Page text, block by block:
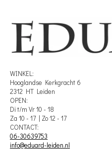
WINKEL:
Hooglandse Kerkgracht 6
2312 HT Leiden
OPEN:
Di t/m Vr 10 - 18
Za 10 - 17 | Zo 12 - 17
CONTACT:
06-30639753
info@eduard-leiden.nl